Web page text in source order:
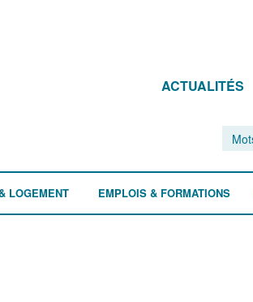
ACTUALITÉS
LOGEMENT EMPLOIS & FORMATIONS